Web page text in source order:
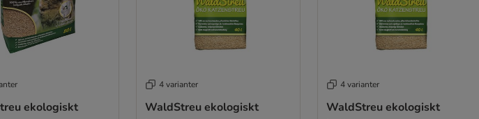
ekologiskt
4 varianter
WaldStreu ekologiskt
4 varianter
WaldStreu ekologiskt